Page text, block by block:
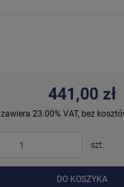
441,00 zł
zawiera 23.00% VAT, bez
szt.
DO KOSZYKA